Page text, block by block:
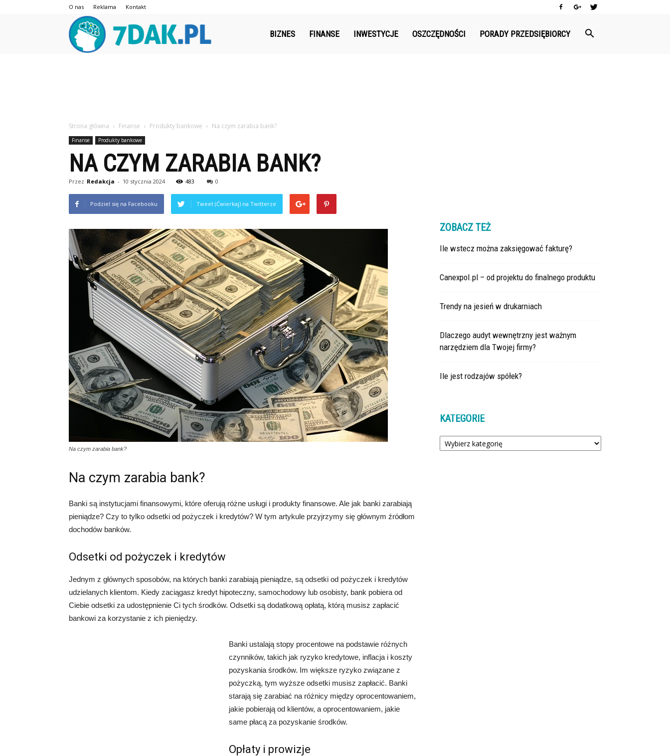
O nas Reklama Kontakt
BIZNES FINANSE INWESTYCJE OSZCZĘDNOŚCI PORADY PRZEDSIĘBIORCY
Strona główna Finanse Produkty bankowe Na czym zarabia bank?
Finanse Produkty bankowe
NA CZYM ZARABIA BANK?
Przez Redakcja - 10 stycznia 2024 483 0
Podziel się na Facebooku Tweet (Ćwierkaj) na Twitterze
Na czym zarabia bank?
Na czym zarabia bank?
Banki są instytucjami finansowymi, które oferują różne usługi i produkty finansowe. Ale jak banki zarabiają
pieniądze? Czy to tylko odsetki od pożyczek i kredytów? W tym artykule przyjrzymy się głównym źródłom
dochodów banków.
Odsetki od pożyczek i kredytów
Jednym z głównych sposobów, na których banki zarabiają pieniądze, są odsetki od pożyczek i kredytów
udzielanych klientom. Kiedy zaciągasz kredyt hipoteczny, samochodowy lub osobisty, bank pobiera od
Ciebie odsetki za udostępnienie Ci tych środków. Odsetki są dodatkową opłatą, którą musisz zapłacić
bankowi za korzystanie z ich pieniędzy.
Banki ustalają stopy procentowe na podstawie różnych
czynników, takich jak ryzyko kredytowe, inflacja i koszty
pozyskania środków. Im większe ryzyko związane z
pożyczką, tym wyższe odsetki musisz zapłacić. Banki
starają się zarabiać na różnicy między oprocentowaniem,
jakie pobierają od klientów, a oprocentowaniem, jakie
same płacą za pozyskanie środków.
Opłaty i prowizje
ZOBACZ TEŻ
Ile wstecz można zaksięgować fakturę?
Canexpol.pl – od projektu do finalnego produktu
Trendy na jesień w drukarniach
Dlaczego audyt wewnętrzny jest ważnym
narzędziem dla Twojej firmy?
Ile jest rodzajów spółek?
KATEGORIE
Kategorie